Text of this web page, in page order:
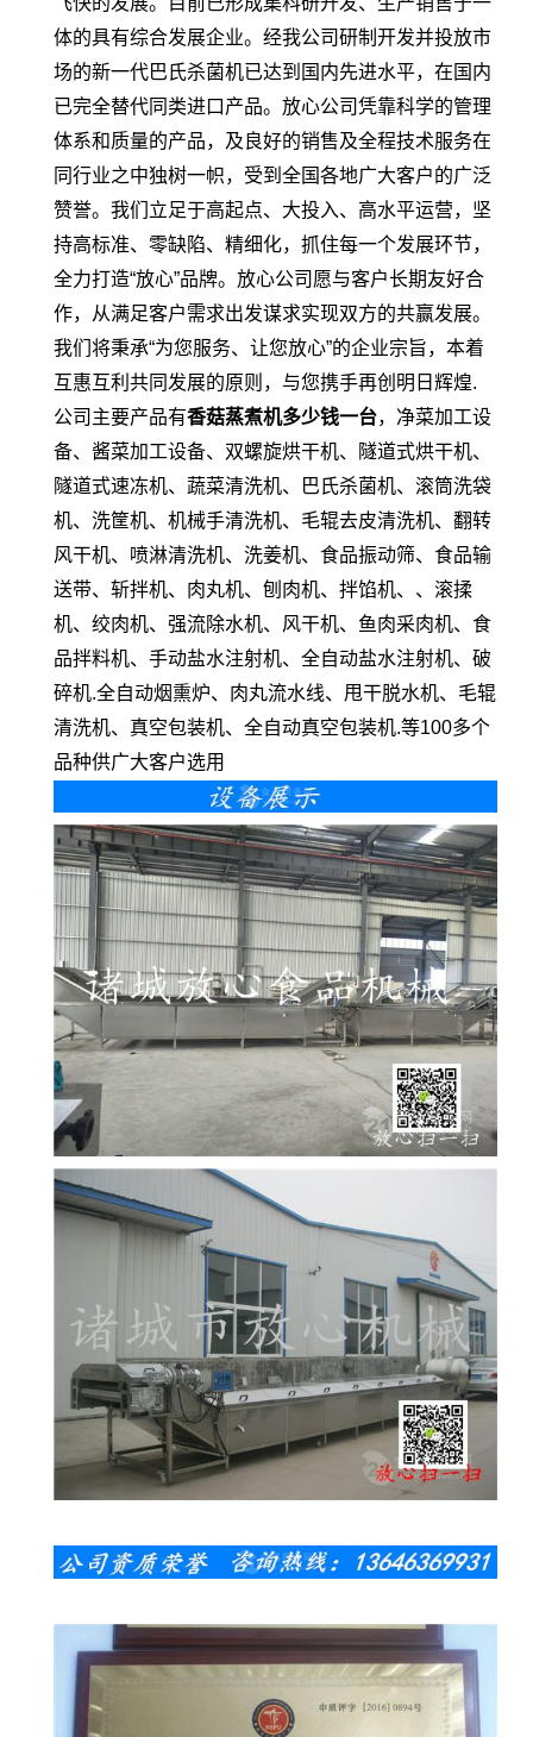
体的具有综合发展企业。经我公司研制开发并投放市
场的新一代巴氏杀菌机已达到国内先进水平，在国内
已完全替代同类进口产品。放心公司凭靠科学的管理
体系和质量的产品，及良好的销售及全程技术服务在
同行业之中独树一帜，受到全国各地广大客户的广泛
赞誉。我们立足于高起点、大投入、高水平运营，坚
持高标准、零缺陷、精细化，抓住每一个发展环节，
全力打造“放心”品牌。放心公司愿与客户长期友好合
作，从满足客户需求出发谋求实现双方的共赢发展。
我们将秉承“为您服务、让您放心”的企业宗旨，本着
互惠互利共同发展的原则，与您携手再创明日辉煌.
公司主要产品有香菇蒸煮机多少钱一台，净菜加工设
备、酱菜加工设备、双螺旋烘干机、隧道式烘干机、
隧道式速冻机、蔬菜清洗机、巴氏杀菌机、滚筒洗袋
机、洗筐机、机械手清洗机、毛辊去皮清洗机、翻转
风干机、喷淋清洗机、洗姜机、食品振动筛、食品输
送带、斩拌机、肉丸机、刨肉机、拌馅机、、滚揉
机、绞肉机、强流除水机、风干机、鱼肉采肉机、食
品拌料机、手动盐水注射机、全自动盐水注射机、破
碎机.全自动烟熏炉、肉丸流水线、甩干脱水机、毛辊
清洗机、真空包装机、全自动真空包装机.等100多个
品种供广大客户选用